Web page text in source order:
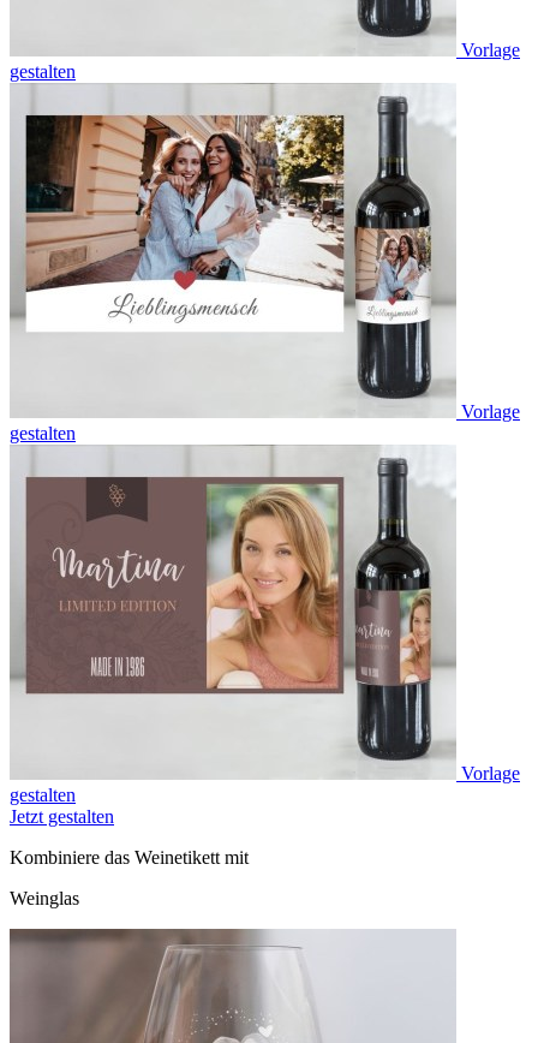
Vorlage
gestalten
Vorlage
gestalten
Vorlage
gestalten
Jetzt gestalten
Kombiniere das Weinetikett mit
Weinglas